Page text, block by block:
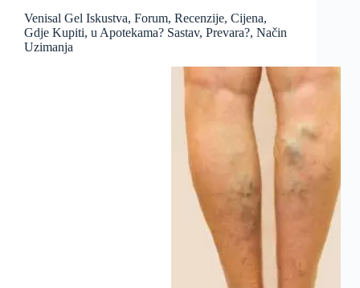
Venisal Gel Iskustva, Forum, Recenzije, Cijena,
Gdje Kupiti, u Apotekama? Sastav, Prevara?, Način
Uzimanja